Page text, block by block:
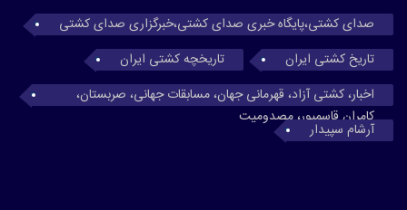
صدای کشتی،پایگاه خبری صدای کشتی،خبرگزاری صدای کشتی
تاریخ کشتی ایران
تاریخچه کشتی ایران
اخبار، کشتی آزاد، قهرمانی جهان، مسابقات جهانی، صربستان،
کامران قاسمپور، مصدومیت
آرشام سپیدار